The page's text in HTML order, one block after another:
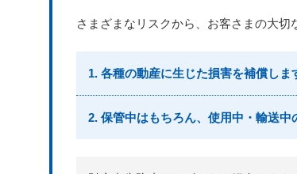
さまざまなリスクから、お客さまの大切
1. 各種の動産に生じた損害を補償しま
2. 保管中はもちろん、使用中・輸送中